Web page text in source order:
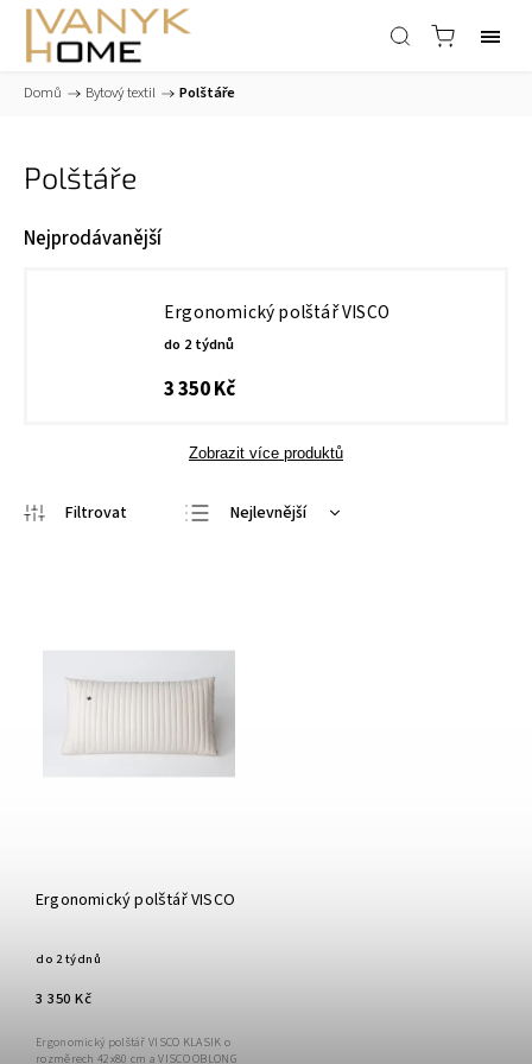
Domů / Bytový textil / Polštáře
Polštáře
Nejprodávanější
Ergonomický polštář VISCO
do 2 týdnů
3 350 Kč
Zobrazit více produktů
Nejlevnější
Ergonomický polštář VISCO
do 2 týdnů
3 350 Kč
Ergonomický polštář VISCO KLASIK o
rozměrech 42x80 cm a VISCO OBLONG